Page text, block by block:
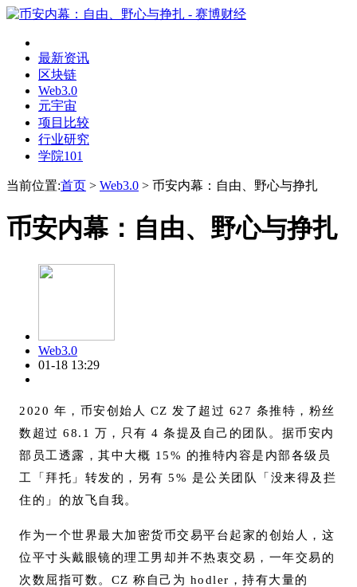
最新资讯
区块链
Web3.0
元宇宙
项目比较
行业研究
学院101
当前位置:首页 > Web3.0 > 币安内幕：自由、野心与挣扎
币安内幕：自由、野心与挣扎
Web3.0
01-18 13:29
2020 年，币安创始人 CZ 发了超过 627 条推特，粉丝
数超过 68.1 万，只有 4 条提及自己的团队。 据币安内
部员工透露，其中大概 15% 的推特内容是内部各级员
工「拜托」转发的，另有 5% 是公关团队「没来得及拦
住的」的放飞自我。
作为一个世界最大加密货币交易平台起家的创始人，这
位平寸头戴眼镜的理工男却并不热衷交易，一年交易的
次数屈指可数。 CZ 称自己为 hodler，持有大量的